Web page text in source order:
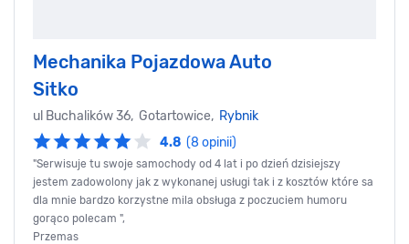
Mechanika Pojazdowa Auto
Sitko
ul Buchalików 36, Gotartowice, Rybnik
4.8 (8 opinii)
"Serwisuje tu swoje samochody od 4 lat i po dzień dzisiejszy
jestem zadowolony jak z wykonanej usługi tak i z kosztów które sa
dla mnie bardzo korzystne mila obsługa z poczuciem humoru
gorąco polecam ",
Przemas